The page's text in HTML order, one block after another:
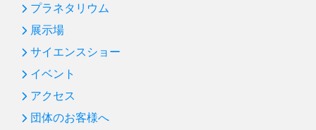
新年のごあいさつ
第84回 プラネタリウム「ビッグバン～宇宙ヒストリア
第83回 サイエンスショー「水の科学」：凍らない水
第82回 プラネタリウム「宇宙人をさがす冴えたやり方
プラネタリウム
展示場
サイエンスショー
イベント
アクセス
団体のお客様へ